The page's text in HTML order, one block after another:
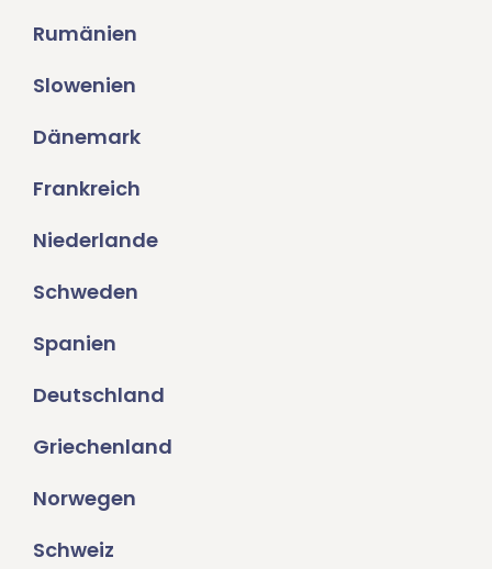
Rumänien
Slowenien
Dänemark
Frankreich
Niederlande
Schweden
Spanien
Deutschland
Griechenland
Norwegen
Schweiz